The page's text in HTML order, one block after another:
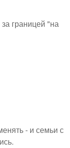
границей "на
- и семьи с